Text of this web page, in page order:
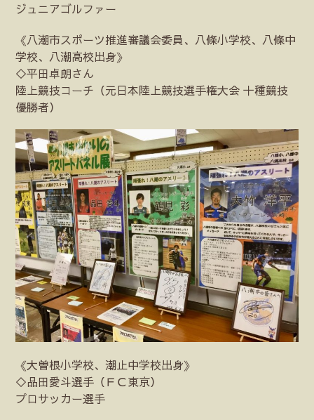
ジュニアゴルファー
《八潮市スポーツ推進審議会委員、八條小学校、八條中
学校、八潮高校出身》
◇平田卓朗さん
陸上競技コーチ（元日本陸上競技選手権大会 十種競技
優勝者）
《大曽根小学校、潮止中学校出身》
◇品田愛斗選手（ＦＣ東京）
プロサッカー選手